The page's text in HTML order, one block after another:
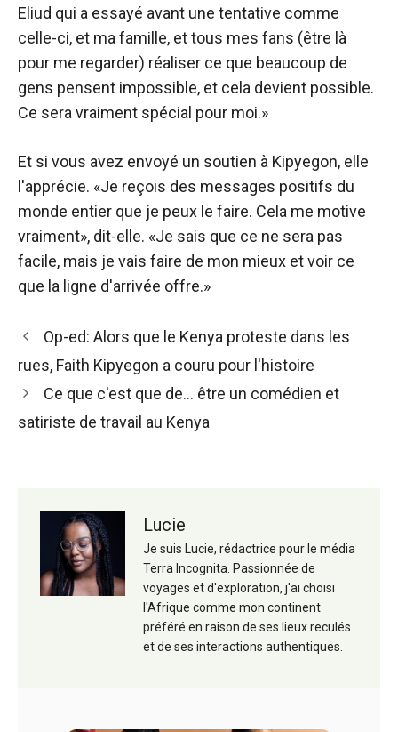
Eliud qui a essayé avant une tentative comme
celle-ci, et ma famille, et tous mes fans (être là
pour me regarder) réaliser ce que beaucoup de
gens pensent impossible, et cela devient possible.
Ce sera vraiment spécial pour moi.»
Et si vous avez envoyé un soutien à Kipyegon, elle
l'apprécie. «Je reçois des messages positifs du
monde entier que je peux le faire. Cela me motive
vraiment», dit-elle. «Je sais que ce ne sera pas
facile, mais je vais faire de mon mieux et voir ce
que la ligne d'arrivée offre.»
Navigation
des
Op-ed: Alors que le Kenya proteste dans les
rues, Faith Kipyegon a couru pour l'histoire
Ce que c'est que de… être un comédien et
satiriste de travail au Kenya
Lucie
Je suis Lucie, rédactrice pour le média
Terra Incognita. Passionnée de
voyages et d'exploration, j'ai choisi
l'Afrique comme mon continent
préféré en raison de ses lieux reculés
et de ses interactions authentiques.